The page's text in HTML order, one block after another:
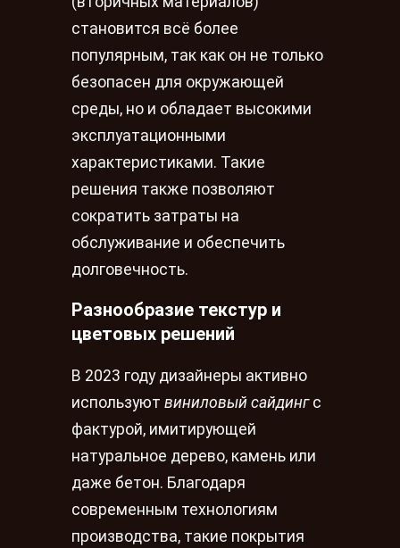
становится всё более
популярным, так как он не только
безопасен для окружающей
среды, но и обладает высокими
эксплуатационными
характеристиками. Такие
решения также позволяют
сократить затраты на
обслуживание и обеспечить
долговечность.
Разнообразие текстур и
цветовых решений
В 2023 году дизайнеры активно
используют виниловый сайдингс
фактурой, имитирующей
натуральное дерево, камень или
даже бетон. Благодаря
современным технологиям
производства, такие покрытия